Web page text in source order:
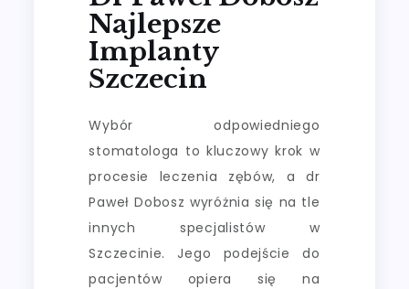
Najlepsze
Implanty
Szczecin
Wybór odpowiedniego
stomatologa to kluczowy krok w
procesie leczenia zębów, a dr
Paweł Dobosz wyróżnia się na tle
innych specjalistów w
Szczecinie. Jego podejście do
pacjentów opiera się na